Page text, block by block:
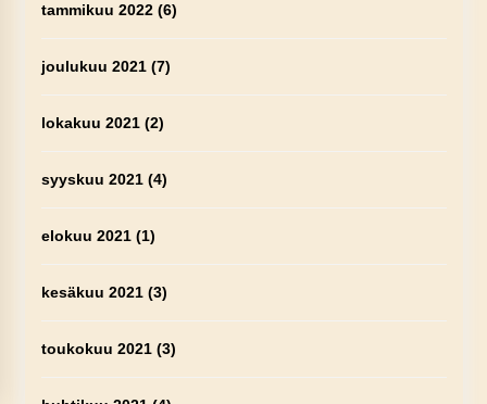
tammikuu 2022(6)
joulukuu 2021(7)
lokakuu 2021(2)
syyskuu 2021(4)
elokuu 2021(1)
kesäkuu 2021(3)
toukokuu 2021(3)